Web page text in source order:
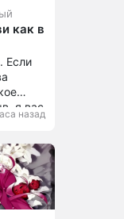
как в
я вас
назад